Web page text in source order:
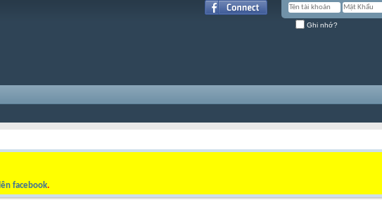
Ghi nhớ?
facebook.